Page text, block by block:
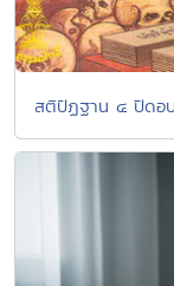
สติปัฏฐาน ๔ ปิดอ